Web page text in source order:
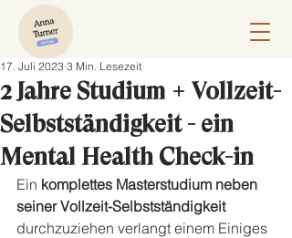
2 Jahre Studium + Vollzeit-
Selbstständigkeit - ein
Mental Health Check-in
17. Juli 2023 3 Min. Lesezeit
Ein komplettes Masterstudium neben
seiner Vollzeit-Selbstständigkeit
durchzuziehen verlangt einem Einiges